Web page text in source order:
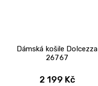
Dámská košile Dolcezza
26767
2 199 Kč